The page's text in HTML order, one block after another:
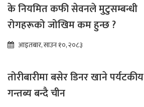
के नियमित कफी सेवनले मुटुसम्बन्धी
रोगहरूको जोखिम कम हुन्छ ?
आइतबार, साउन १०, २०८३
तोरीबारीमा बसेर डिनर खाने पर्यटकीय
गन्तब्य बन्दै चीन